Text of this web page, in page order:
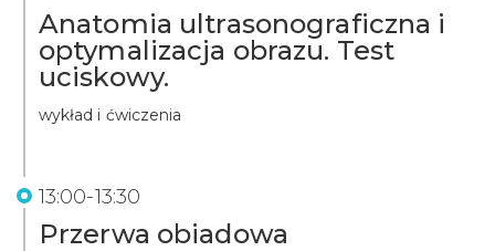
Anatomia ultrasonograficzna i
optymalizacja obrazu. Test
uciskowy.
wykład i ćwiczenia
13:00-13:30
Przerwa obiadowa